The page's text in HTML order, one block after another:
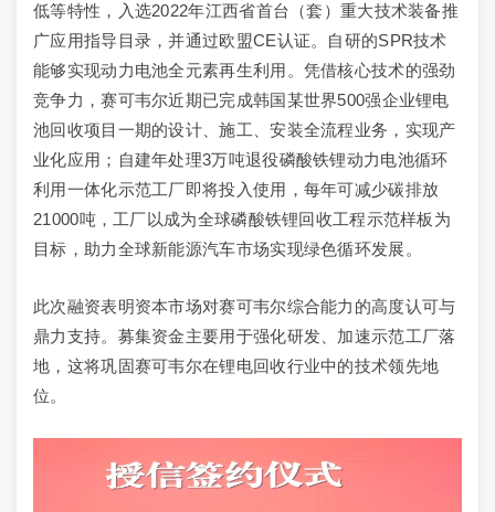
低等特性，入选2022年江西省首台（套）重大技术装备推
广应用指导目录，并通过欧盟CE认证。自研的SPR技术
能够实现动力电池全元素再生利用。凭借核心技术的强劲
竞争力，赛可韦尔近期已完成韩国某世界500强企业锂电
池回收项目一期的设计、施工、安装全流程业务，实现产
业化应用；自建年处理3万吨退役磷酸铁锂动力电池循环
利用一体化示范工厂即将投入使用，每年可减少碳排放
21000吨，工厂以成为全球磷酸铁锂回收工程示范样板为
目标，助力全球新能源汽车市场实现绿色循环发展。
此次融资表明资本市场对赛可韦尔综合能力的高度认可与
鼎力支持。募集资金主要用于强化研发、加速示范工厂落
地，这将巩固赛可韦尔在锂电回收行业中的技术领先地
位。